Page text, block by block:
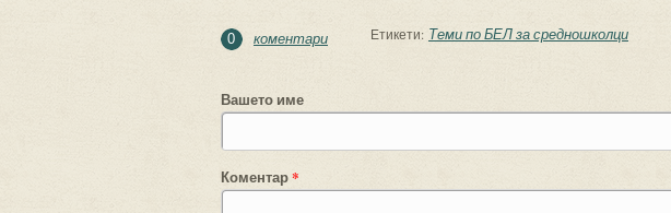
0 коментари Етикети: Теми по БЕЛ за средношколци
Вашето име
Коментар*